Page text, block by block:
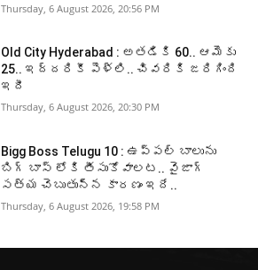
Thursday, 6 August 2026, 20:56 PM
Old City Hyderabad : అతడికి 60.. ఆమెకు
25.. ఇద్దరికీ పెళ్లి.. చివరికి జరిగింది
ఇదీ
Thursday, 6 August 2026, 20:30 PM
Bigg Boss Telugu 10 : ఉప్పల్ బాలును
బిగ్ బాస్ లోకి తీసుకోవాలట.. వైజాగ్
సత్య చెబుతున్న కారణం ఇదే..
Thursday, 6 August 2026, 19:58 PM